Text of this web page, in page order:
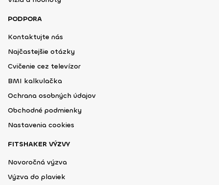
PODPORA
Kontaktujte nás
Najčastejšie otázky
Cvičenie cez televízor
BMI kalkulačka
Ochrana osobných údajov
Obchodné podmienky
Nastavenia cookies
FITSHAKER VÝZVY
Novoročná výzva
Výzva do plaviek